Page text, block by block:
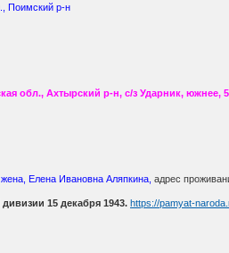
Поимский р-н
обл., Ахтырский р-н, с/з Ударник, южнее,
жена, Елена Ивановна Аляпкина, адрес
15 декабря 1943. https://pamyat-